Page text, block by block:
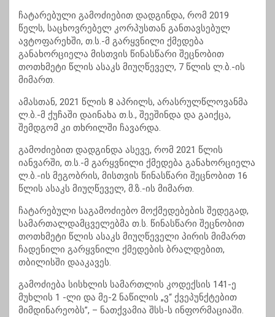
ჩატარებული გამოძიებით დადგინდა, რომ 2019
წელს, საცხოვრებელ კორპუსთან განთავსებულ
ავტოფარეხში, თ.ს.-მ გარყვნილი ქმედება
განახორციელა მისთვის წინასწარი შეცნობით
თოთხმეტი წლის ასაკს მიუღწეველ, 7 წლის ლ.ბ.-ის
მიმართ.
ამასთან, 2021 წლის 8 აპრილს, არასრულწლოვანმა
ლ.ბ.-მ ქუჩაში დაინახა თ.ს., შეეშინდა და გაიქცა,
შემდგომ კი თხრილში ჩავარდა.
გამოძიებით დადგინდა ასევე, რომ 2021 წლის
იანვარში, თ.ს.-მ გარყვნილი ქმედება განახორციელა
ლ.ბ.-ის მეგობრის, მისთვის წინასწარი შეცნობით 16
წლის ასაკს მიუღწეველ, მ.ზ.-ის მიმართ.
ჩატარებული საგამოძიებო მოქმედებების შედეგად,
სამართალდამცველებმა თ.ს. წინასწარი შეცნობით
თოთხმეტი წლის ასაკს მიუღწეველი პირის მიმართ
ჩადენილი გარყვნილი ქმედების ბრალდებით,
თბილისში დააკავეს.
გამოძიება სისხლის სამართლის კოდექსის 141-ე
მუხლის 1 -ლი და მე-2 ნაწილის „ვ“ ქვეპუნქტებით
მიმდინარეობს”, – ნათქვამია შსს-ს ინფორმაციაში.